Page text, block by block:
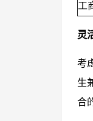
工
灵
考
生
合